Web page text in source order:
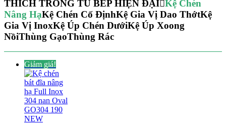
THÍCH TRONG TỦ BẾP HIỆN ĐẠI Kệ Chén
Nâng HạKệ Chén Cố ĐịnhKệ Gia Vị Dao ThớtKệ
Gia Vị InoxKệ Úp Chén DướiKệ Úp Xoong
NồiThùng GạoThùng Rác
Giảm giá!